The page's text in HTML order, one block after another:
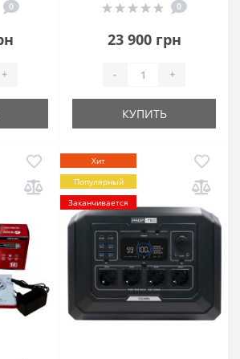
0
+
0
23 900 грн
- +
КУПИТЬ
Хит
Популярный
Заканчивается